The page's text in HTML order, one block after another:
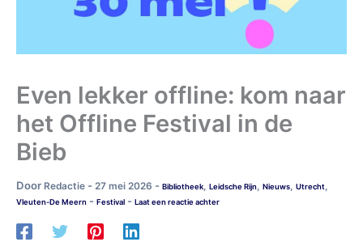
Even lekker offline: kom naar
het Offline Festival in de
Bieb
Door Redactie - 27 mei 2026 - Bibliotheek, Leidsche Rijn, Nieuws, Utrecht,
Vleuten-De Meern - Festival - Laat een reactie achter